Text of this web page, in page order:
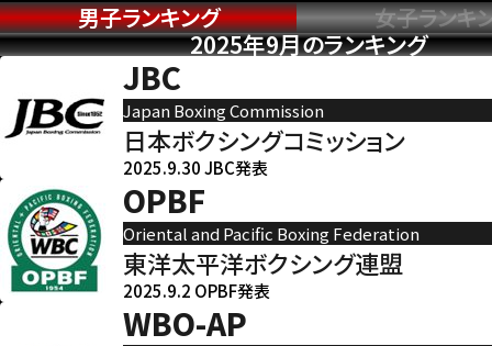
男子ランキング 女子ランキ
2025年9月のランキング
JBC
Japan Boxing Commission
日本ボクシングコミッション
2025.9.30 JBC発表
OPBF
Oriental and Pacific Boxing Federation
東洋太平洋ボクシング連盟
2025.9.2 OPBF発表
WBO-AP